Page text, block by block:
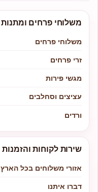
משלוחי פרחים ומתנות
משלוחי פרחים
זרי פרחים
מגשי פירות
עציצים וסחלבים
ורדים
שירות לקוחות והזמנות
אזורי משלוחים בכל הארץ
דברו איתנו